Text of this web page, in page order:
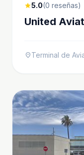
star5.0(0 reseñas)
United
location_onTerminal de